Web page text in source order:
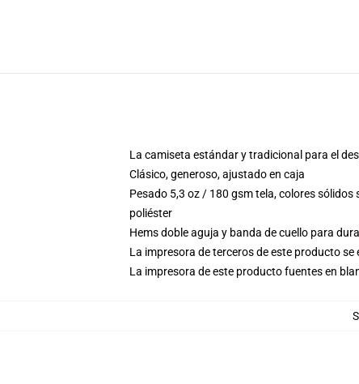
La camiseta estándar y tradicional para el
Clásico, generoso, ajustado en caja
Pesado 5,3 oz / 180 gsm tela, colores
poliéster
Hems doble aguja y banda de cuello para
La impresora de terceros de este producto
La impresora de este producto fuentes en